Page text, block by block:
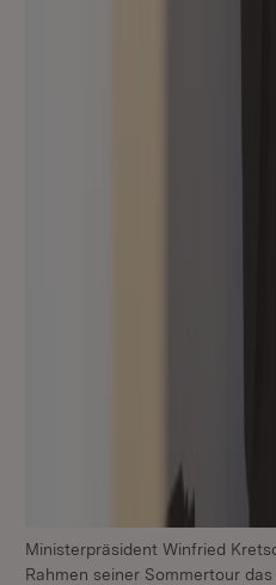
Ministerpräsident Winfried
Rahmen seiner Sommertour